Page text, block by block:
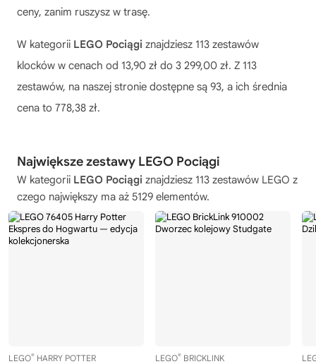
ceny, zanim ruszysz w trasę.
W kategorii LEGO Pociągi znajdziesz 113 zestawów
klocków w cenach od 13,90 zł do 3 299,00 zł. Z 113
zestawów, na naszej stronie dostępne są 93, a ich średnia
cena to 778,38 zł.
Największe zestawy LEGO Pociągi
W kategorii LEGO Pociągi znajdziesz 113 zestawów LEGO z
czego największy ma aż 5129 elementów.
LEGO® HARRY POTTER LEGO® BRICKLINK